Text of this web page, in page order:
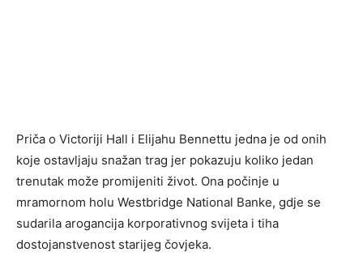
Priča o Victoriji Hall i Elijahu Bennettu jedna je od onih
koje ostavljaju snažan trag jer pokazuju koliko jedan
trenutak može promijeniti život. Ona počinje u
mramornom holu Westbridge National Banke, gdje se
sudarila arogancija korporativnog svijeta i tiha
dostojanstvenost starijeg čovjeka.